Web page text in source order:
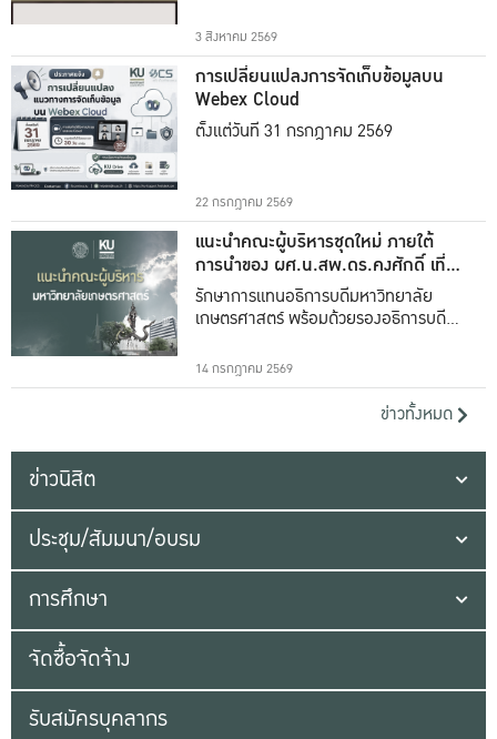
3 สิงหาคม 2569
การเปลี่ยนแปลงการจัดเก็บข้อมูลบน
Webex Cloud
ตั้งแต่วันที่ 31 กรกฎาคม 2569
22 กรกฎาคม 2569
แนะนำคณะผู้บริหารชุดใหม่ ภายใต้
การนำของ ผศ.น.สพ.ดร.คงศักดิ์ เที่ยง
ธรรม
รักษาการแทนอธิการบดีมหาวิทยาลัย
เกษตรศาสตร์ พร้อมด้วยรองอธิการบดีทั้ง
14 กรกฎาคม 2569
ข่าวทั้งหมด
ข่าวนิสิต
ประชุม/สัมมนา/อบรม
การศึกษา
จัดซื้อจัดจ้าง
รับสมัครบุคลากร